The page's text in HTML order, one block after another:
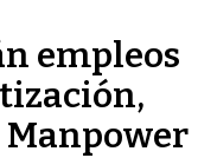
empleos
Manpower